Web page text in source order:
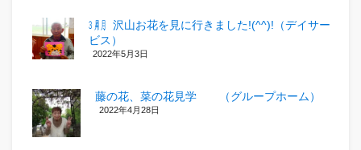
㋂㋃、沢山お花を見に行きました!(^^)!（デイサー
ビス）
2022年5月3日
藤の花、菜の花見学 （グループホーム）
2022年4月28日